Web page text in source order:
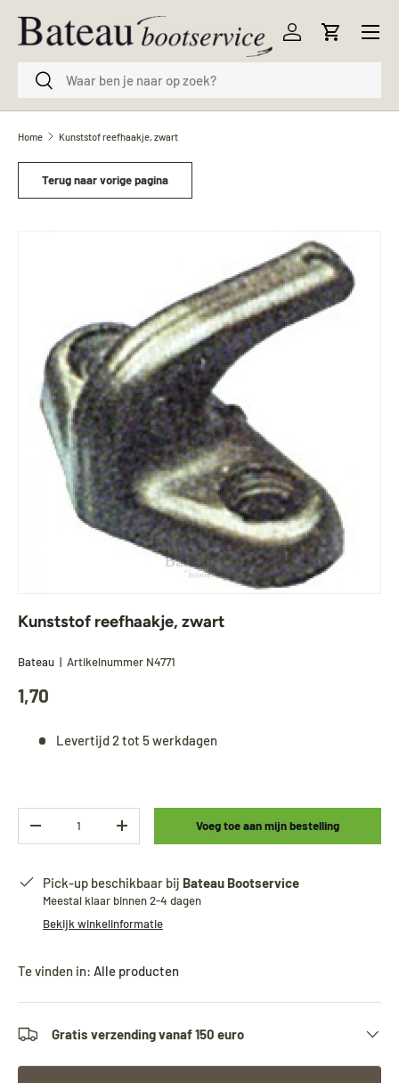
Ga naar inhoud
ZoekenZoeken
Inloggen
Menu
Home Kunststof reefhaakje, zwart
Terug naar vorige pagina
Kunststof reefhaakje, zwart
Bateau | Artikelnummer N4771
1,70
Levertijd 2 tot 5 werkdagen
-
+ Voeg toe aan mijn bestelling
Pick-up beschikbaar bij Bateau Bootservice
Meestal klaar binnen 2-4 dagen
Bekijk winkelinformatie
Te vinden in: Alle producten
Gratis verzending vanaf 150 euro